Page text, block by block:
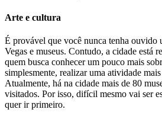
Arte e cultura
É provável que você nunca tenha ouvido
Vegas e museus. Contudo, a cidade está
quem busca conhecer um pouco mais
simplesmente, realizar uma atividade
Atualmente, há na cidade mais de 80
visitados. Por isso, difícil mesmo vai ser
quer ir primeiro.